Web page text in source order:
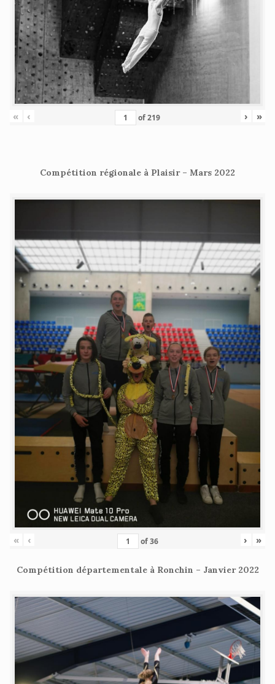
« ‹ of219 › »
Compétition régionale à Plaisir – Mars 2022
« ‹ of36 › »
Compétition départementale à Ronchin – Janvier 2022